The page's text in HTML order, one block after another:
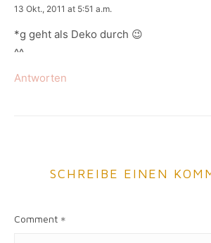
says:
13 Okt., 2011 at 5:51 a.m.
*g geht als Deko durch 😉
^^
Antworten
SCHREIBE EINEN
Comment *